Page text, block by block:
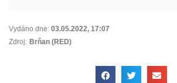
Vydáno dne: 03.05.2022, 17:07
Zdroj: Brňan (RED)